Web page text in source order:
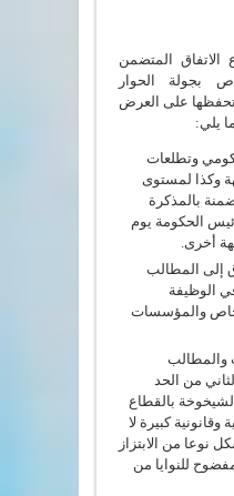
الاتفاق المتضمن
بجولة الحوار
تحفظها على العرض
يلي:
وتطلعات
وكذا لمستوى
بالمذكرة
الحكومة يوم
إلى المطالب
الوظيفة
والمؤسسات
والمطالب
من الحد
بالقطاع
وقانونية كبيرة لا
نوعا من الابتزاز
للنوايا من